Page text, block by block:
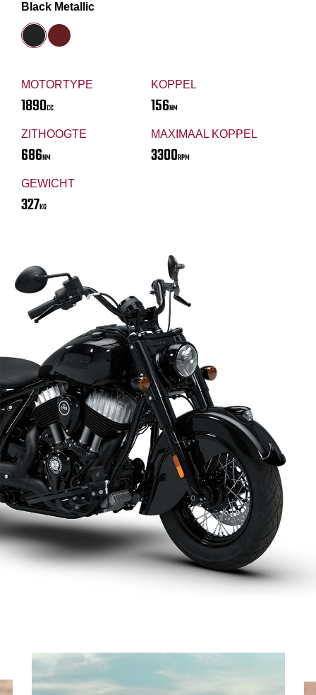
MOTORTYPE
1890CC
KOPPEL
156NM
ZITHOOGTE
686NM
MAXIMAAL KOPPEL
3300RPM
GEWICHT
327KG
Black Metallic